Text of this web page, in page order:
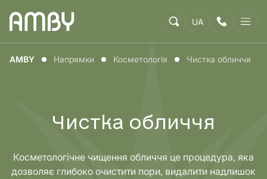
UA
AMBY Напрямки Косметологія Чистка обличчя
Чистка обличчя
Косметологічне чищення обличчя це процедура, яка
дозволяє глибоко очистити пори, видалити надлишок